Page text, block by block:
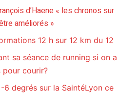
d’Haene « les chronos sur
améliorés »
12 h sur 12 km du 12
sa séance de running si on a
pour courir?
-6 degrés sur la SaintéLyon ce